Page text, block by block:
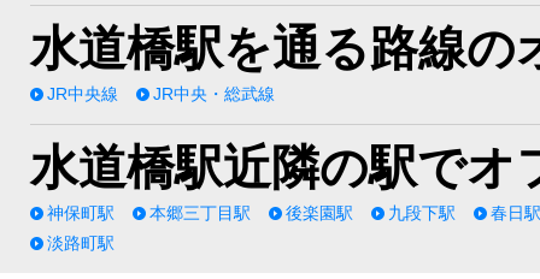
水道橋駅を通る路線の
JR中央線 JR中央・総武線
水道橋駅近隣の駅でオ
神保町駅 本郷三丁目駅 後楽園駅 九段下駅
春日駅
淡路町駅